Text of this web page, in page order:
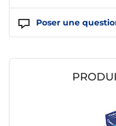
Poser une